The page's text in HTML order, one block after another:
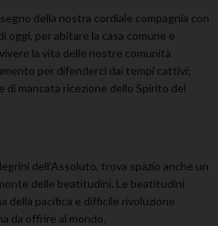
della nostra cordiale compagnia con
oggi, per abitare la casa comune e
la vita delle nostre comunità
per difenderci dai tempi cattivi;
di mancata ricezione dello Spirito del
dell’Assoluto, trova spazio anche un
delle beatitudini. Le beatitudini
della pacifica e difficile rivoluzione
da offrire al mondo.